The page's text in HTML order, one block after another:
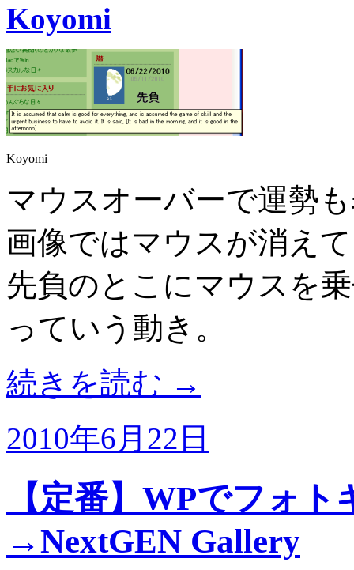
Koyomi
Koyomi
マウスオーバーで運勢
画像ではマウスが消え
先負のとこにマウスを
っていう動き。
続きを読む →
2010年6月22日
【定番】WPでフォ
→NextGEN Gallery